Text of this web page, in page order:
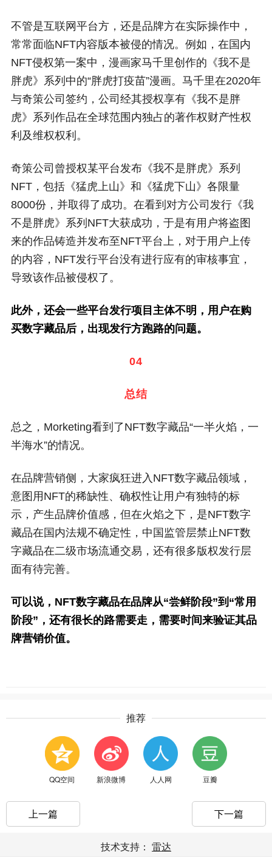
不管是互联网平台方，还是品牌方在实际操作中，
常常面临NFT内容版本被侵的情况。例如，在国内
NFT侵权第一案中，漫画家马千里创作的《我不是
胖虎》系列中的“胖虎打疫苗”漫画。马千里在2020年
与奇策公司签约，公司经其授权享有《我不是胖
虎》系列作品在全球范围内独占的著作权财产性权
利及维权权利。
奇策公司曾授权某平台发布《我不是胖虎》系列
NFT，包括《猛虎上山》和《猛虎下山》各限量
8000份，并取得了成功。在看到对方公司发行《我
不是胖虎》系列NFT大获成功，于是有用户将盗图
来的作品铸造并发布至NFT平台上，对于用户上传
的内容，NFT发行平台没有进行应有的审核事宜，
导致该作品被侵权了。
此外，还会一些平台发行项目主体不明，用户在购
买数字藏品后，出现发行方跑路的问题。
04
总结
总之，Morketing看到了NFT数字藏品“一半火焰，一
半海水”的情况。
在品牌营销侧，大家疯狂进入NFT数字藏品领域，
意图用NFT的稀缺性、确权性让用户有独特的标
示，产生品牌价值感，但在火焰之下，是NFT数字
藏品在国内法规不确定性，中国监管层禁止NFT数
字藏品在二级市场流通交易，还有很多版权发行层
面有待完善。
可以说，NFT数字藏品在品牌从“尝鲜阶段”到“常用
阶段”，还有很长的路需要走，需要时间来验证其品
牌营销价值。
推荐
QQ空间 新浪微博 人人网 豆瓣
上一篇 下一篇
技术支持： 雷达